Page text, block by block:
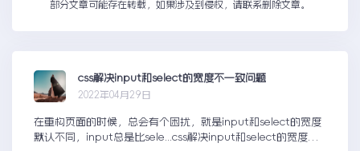
部分文章可能存在转载，如果涉及到侵权，请联系删除文章。
css解决input和select的宽度不一致问题
2022年04月29日
在重构页面的时候，总会有个困扰，就是input和select的宽度
默认不同，input总是比sele...css解决input和select的宽度不